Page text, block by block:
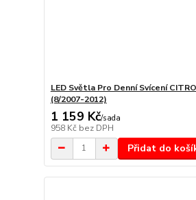
LED Světla Pro Denní Svícení
(8/2007-2012)
1 159 Kč/sada
958 Kč bez DPH
Přidat do